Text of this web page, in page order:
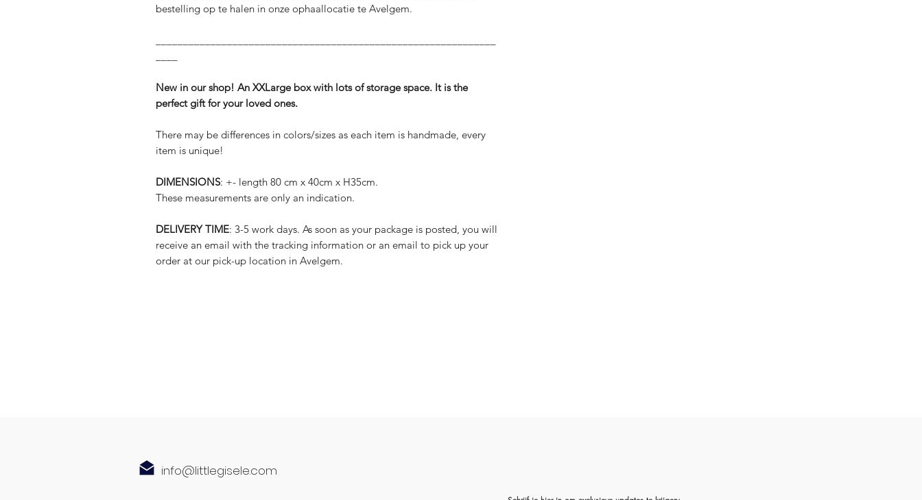
bestelling op te halen in onze ophaallocatie te Avelgem.
New in our shop! An XXLarge box with lots of storage space. It is the
perfect gift for your loved ones.
There may be differences in colors/sizes as each item is handmade, every
item is unique!
DIMENSIONS: +- length 80 cm x 40cm x H35cm.
These measurements are only an indication.
DELIVERY TIME: 3-5 work days. As soon as your package is posted, you will
receive an email with the tracking information or an email to pick up your
order at our pick-up location in Avelgem.
info@littlegisele.com